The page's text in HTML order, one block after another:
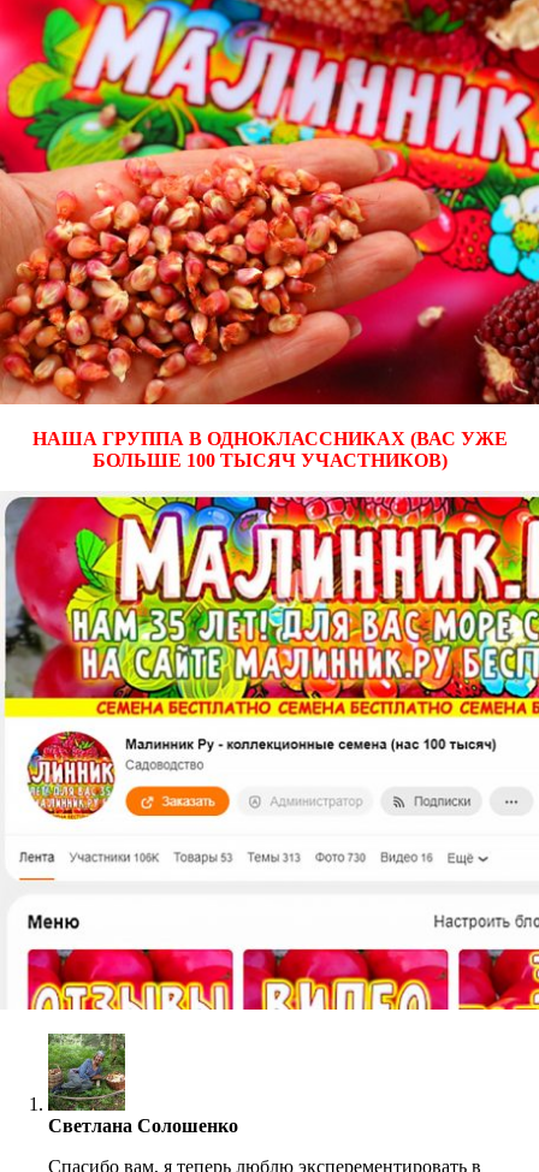
НАША ГРУППА В ОДНОКЛАССНИКАХ (ВАС УЖЕ
БОЛЬШЕ 100 ТЫСЯЧ УЧАСТНИКОВ)
Светлана Солошенко
Спасибо вам, я теперь люблю эксперементировать в